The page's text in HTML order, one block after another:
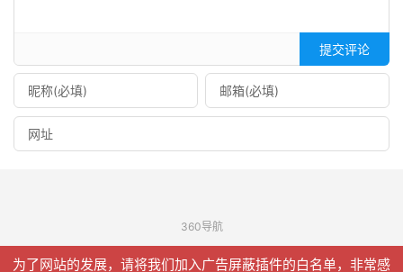
提交评论
360导航
© 2026信聚合 网站地图
为了网站的发展，请将我们加入广告屏蔽插件的白名单，非常感